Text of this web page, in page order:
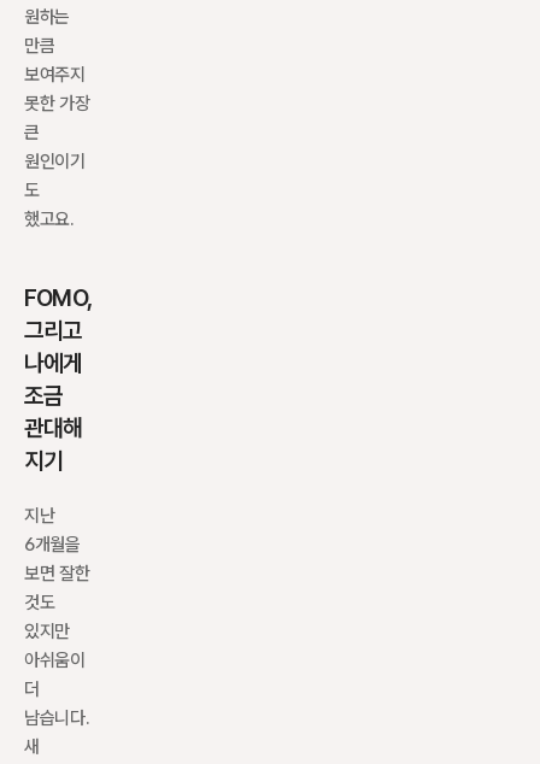
원하는
만큼
보여주지
못한 가장
큰
원인이기
도
했고요.
FOMO,
그리고
나에게
조금
관대해
지기
지난
6개월을
보면 잘한
것도
있지만
아쉬움이
더
남습니다.
새